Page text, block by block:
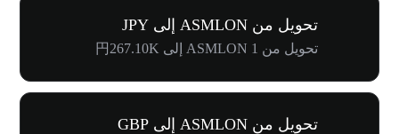
تحويل من ASMLON إلى JPY
تحويل من 1 ASMLON إلى 円267.10K
تحويل من ASMLON إلى GBP